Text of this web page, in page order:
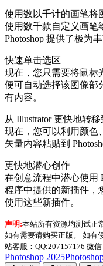
使用数以千计的画笔将
使用数千款自定义画笔
Photoshop 提供了极为
快速单击选区
现在，您只需要将鼠标
便可自动选择该图像部
有内容。
从 Illustrator 更快地转移
现在，您可以利用颜色
矢量内容粘贴到
更快地潜心创作
在创意流程中潜心使用
程序中提供的新插件，
使用这些新插件。
声明:本站所有资源均测试正
如有需要请购买正版。 如有
站客服：QQ:207157176 微
Photoshop 2025